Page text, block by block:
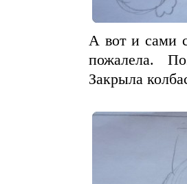
А вот и сами
пожалела.
Закрыла